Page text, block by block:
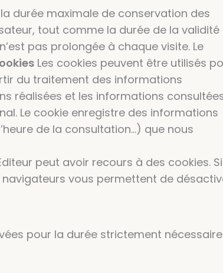
durée maximale de conservation des
tout comme la durée de la validité
pas prolongée à chaque visite. Le
Les cookies peuvent être utilisés
du traitement des informations
réalisées et les informations
Le cookie enregistre des informations
de la consultation…) que nous
peut avoir recours à des cookies. Si
vous permettent de
pour la durée strictement